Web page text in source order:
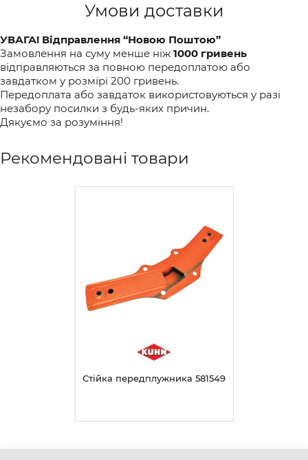
Умови доставки
УВАГА! Відправлення “Новою Поштою”
Замовлення на суму менше ніж 1000 гривень
відправляються за повною передоплатою або
завдатком у розмірі 200 гривень.
Передоплата або завдаток використовуються у разі
незабору посилки з будь-яких причин.
Дякуємо за розуміння!
Рекомендовані товари
Стійка передплужника 581549